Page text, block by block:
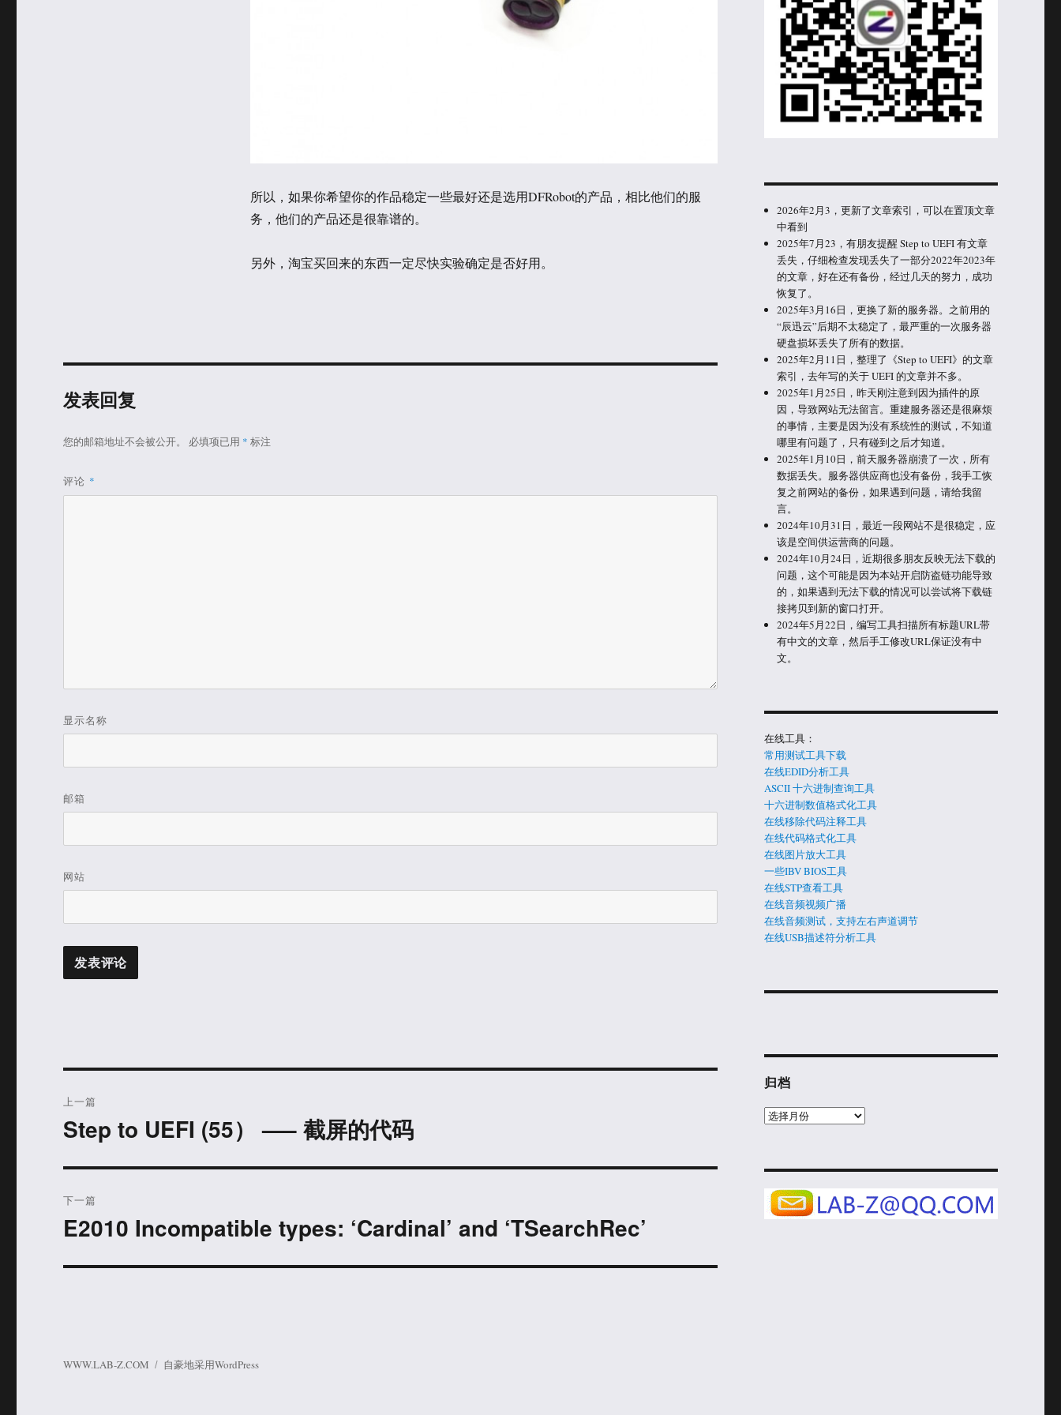
所以，如果你希望你的作品稳定一些最好还是选用DFRobot的产品，相比他们的服
务，他们的产品还是很靠谱的。
另外，淘宝买回来的东西一定尽快实验确定是否好用。
发表回复
您的邮箱地址不会被公开。 必填项已用 * 标注
评论 *
显示名称
邮箱
网站
章
上一篇
上
文
Step to UEFI (55） —– 截屏的代码
下一篇
下
文
E2010 Incompatible types: ‘Cardinal’ and ‘TSearchRec’
2026年2月3，更新了文章索引，可以在置顶文章
中看到
2025年7月23，有朋友提醒 Step to UEFI 有文章
丢失，仔细检查发现丢失了一部分2022年2023年
的文章，好在还有备份，经过几天的努力，成功
恢复了。
2025年3月16日，更换了新的服务器。之前用的
“辰迅云”后期不太稳定了，最严重的一次服务器
硬盘损坏丢失了所有的数据。
2025年2月11日，整理了《Step to UEFI》的文章
索引，去年写的关于 UEFI 的文章并不多。
2025年1月25日，昨天刚注意到因为插件的原
因，导致网站无法留言。重建服务器还是很麻烦
的事情，主要是因为没有系统性的测试，不知道
哪里有问题了，只有碰到之后才知道。
2025年1月10日，前天服务器崩溃了一次，所有
数据丢失。服务器供应商也没有备份，我手工恢
复之前网站的备份，如果遇到问题，请给我留
言。
2024年10月31日，最近一段网站不是很稳定，应
该是空间供运营商的问题。
2024年10月24日，近期很多朋友反映无法下载的
问题，这个可能是因为本站开启防盗链功能导致
的，如果遇到无法下载的情况可以尝试将下载链
接拷贝到新的窗口打开。
2024年5月22日，编写工具扫描所有标题URL带
有中文的文章，然后手工修改URL保证没有中
文。
在线工具：
常用测试工具下载
在线EDID分析工具
ASCII 十六进制查询工具
十六进制数值格式化工具
在线移除代码注释工具
在线代码格式化工具
在线图片放大工具
一些IBV BIOS工具
在线STP查看工具
在线音频视频广播
在线音频测试，支持左右声道调节
在线USB描述符分析工具
归档
归
WWW.LAB-Z.COM 自豪地采用WordPress